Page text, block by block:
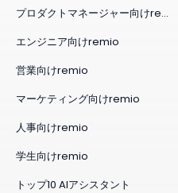
プロダクトマネージャー向けremio
エンジニア向けremio
営業向けremio
マーケティング向けremio
人事向けremio
学生向けremio
トップ10 AIアシスタント